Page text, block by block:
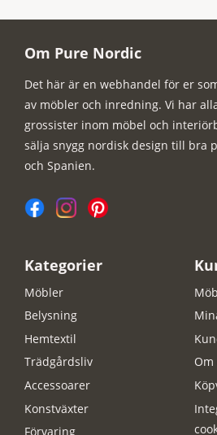
Om Pure Nordic
Det här är en webhandel för er
av möbler och inredning. Vi har
grossister inom möbel och
sälja snygg nordisk design till bra
och Spanien.
Kategorier
Möbler
Belysning
Hemtextil
Trädgårdsliv
Accessoarer
Konstväxter
Förvaring
Om